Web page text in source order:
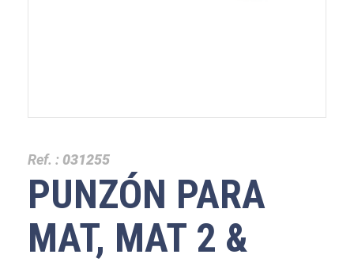
Ref. : 031255
PUNZÓN PARA
MAT, MAT 2 &